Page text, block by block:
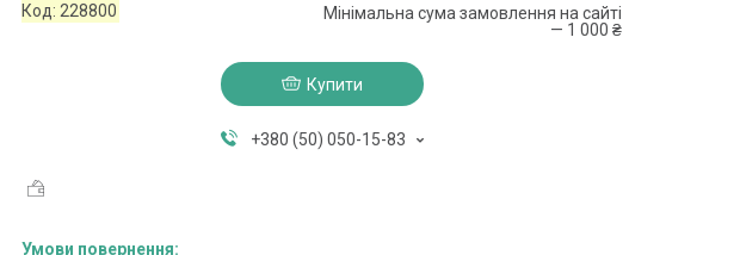
Код: 228800
Мінімальна сума замовлення на сайті
— 1 000 ₴
Купити
+380 (50) 050-15-83